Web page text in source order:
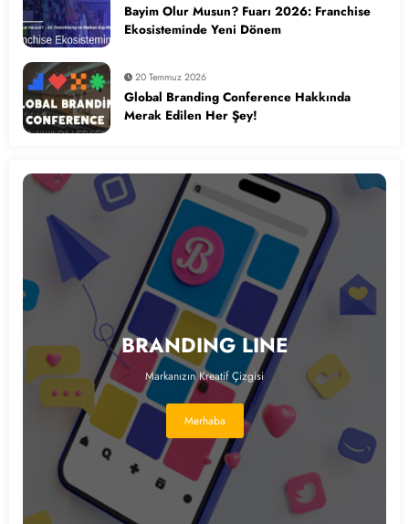
Bayim Olur Musun? Fuarı 2026: Franchise
Ekosisteminde Yeni Dönem
20 Temmuz 2026
Global Branding Conference Hakkında
Merak Edilen Her Şey!
BRANDING LINE
Markanızın Kreatif Çizgisi
Merhaba